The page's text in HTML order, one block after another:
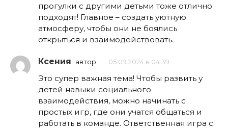
прогулки с другими детьми тоже отлично
подходят! Главное – создать уютную
атмосферу, чтобы они не боялись
открыться и взаимодействовать.
Ксения автор 05.09.2024 в 04:39
Это супер важная тема! Чтобы развить у
детей навыки социального
взаимодействия, можно начинать с
простых игр, где они учатся общаться и
работать в команде. Ответственная игра с